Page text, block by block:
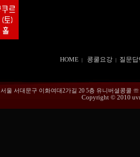
HOME | 콩쿨요강 | 질문답
서울 서대문구 이화여대2가길 20 5층 유니버셜콩쿨 ☏
Copyright © 2010